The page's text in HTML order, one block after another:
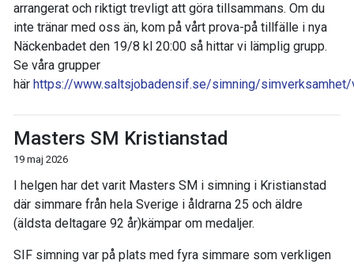
arrangerat och riktigt trevligt att göra tillsammans. Om du
inte tränar med oss än, kom på vårt prova-på tillfälle i nya
Näckenbadet den 19/8 kl 20:00 så hittar vi lämplig grupp.
Se våra grupper
här https://www.saltsjobadensif.se/simning/
Masters SM Kristianstad
19 maj 2026
I helgen har det varit Masters SM i simning i Kristianstad
där simmare från hela Sverige i åldrarna 25 och äldre
(äldsta deltagare 92 år)kämpar om medaljer.
SIF simning var på plats med fyra simmare som verkligen